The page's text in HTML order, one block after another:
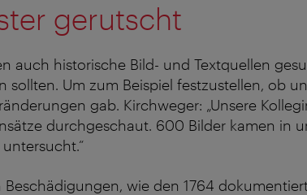
gerutscht
auch historische Bild- und Textquellen
sollten. Um zum Beispiel festzustellen, ob
gab. Kirchweger: „Unsere
durchgeschaut. 600 Bilder kamen in
wie den 1764